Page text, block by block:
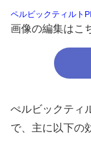
ペルビックティルト
画像の編集はこ
ぺルビックティ
で、主に以下の